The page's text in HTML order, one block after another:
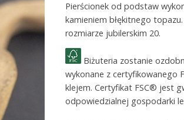
Pierścionki
Broszki
Inne
Pierścionek od podstaw
kamieniem błękitnego
rozmiarze jubilerskim 20.
Biżuteria zostanie
wykonane z certyfikowanego
klejem. Certyfikat FSC® jest
odpowiedzialnej gospodarki